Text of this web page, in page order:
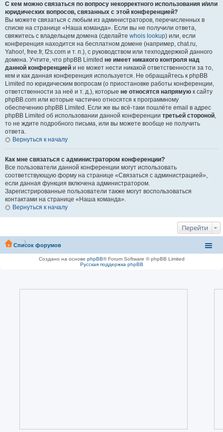
С кем можно связаться по вопросу некорректного использования и/или
юридических вопросов, связанных с этой конференцией?
Вы можете связаться с любым из администраторов, перечисленных в
списке на странице «Наша команда». Если вы не получили ответа,
свяжитесь с владельцем домена (сделайте whois lookup) или, если
конференция находится на бесплатном домене (например, chat.ru,
Yahoo!, free.fr, f2s.com и т. п.), с руководством или техподдержкой данного
домена. Учтите, что phpBB Limited не имеет никакого контроля над
данной конференцией и не может нести никакой ответственности за то,
кем и как данная конференция используется. Не обращайтесь к phpBB
Limited по юридическим вопросам (о приостановке работы конференции,
ответственности за неё и т. д.), которые не относятся напрямую к сайту
phpBB.com или которые частично относятся к программному
обеспечению phpBB Limited. Если же вы всё-таки пошлёте email в адрес
phpBB Limited об использовании данной конференции третьей стороной,
то не ждите подробного письма, или вы можете вообще не получить
ответа.
Вернуться к началу
Как мне связаться с администратором конференции?
Все пользователи данной конференции могут использовать
соответствующую форму на странице «Связаться с администрацией»,
если данная функция включена администратором.
Зарегистрированные пользователи также могут воспользоваться
контактами на странице «Наша команда».
Вернуться к началу
Перейти
Список форумов
Создано на основе phpBB® Forum Software © phpBB Limited
Русская поддержка phpBB